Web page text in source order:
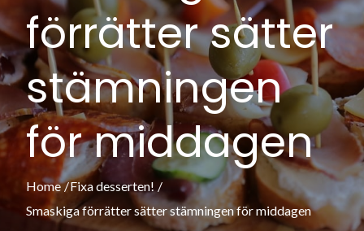
förrätter sätter
stämningen
för middagen
Home Fixa desserten!
Smaskiga förrätter sätter stämningen för middagen